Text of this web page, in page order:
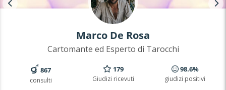
Marco De Rosa
Cartomante ed Esperto di Tarocchi
867
consulti
179
Giudizi ricevuti
98.6%
giudizi positivi